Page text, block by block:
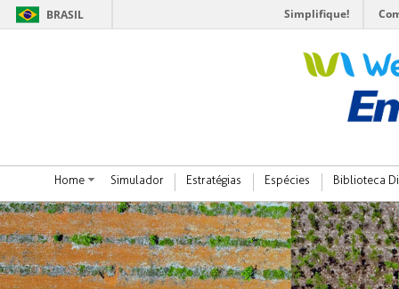
BRASIL Simplifique!
Home Simulador Estratégias Espécies Biblioteca